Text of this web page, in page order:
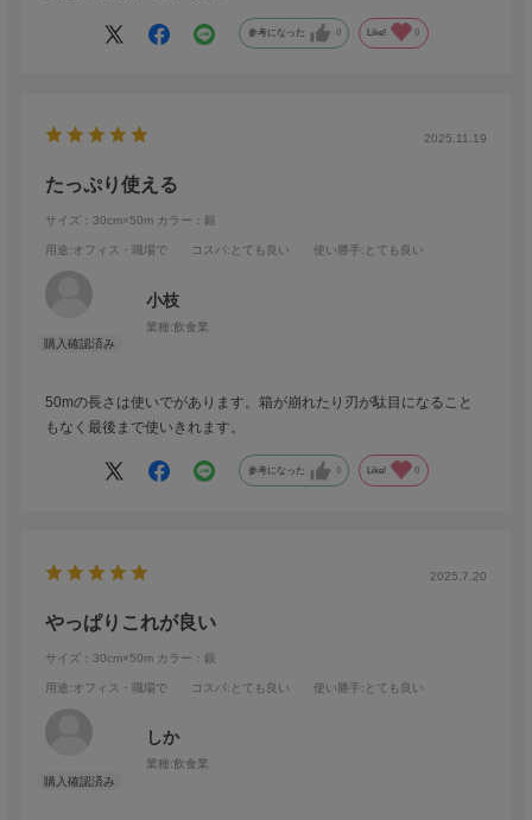
参考になった 0 Like! 0
2025.11.19
たっぷり使える
サイズ：30cm×50m カラー：銀
用途:オフィス・職場で コスパ:とても良い 使い勝手 :とても良い
小枝
業種:飲食業
50mの長さは使いでがあります。箱が崩れたり刃が駄目になること
もなく最後まで使いきれます。
参考になった 0 Like! 0
2025.7.20
やっぱりこれが良い
サイズ：30cm×50m カラー：銀
用途:オフィス・職場で コスパ:とても良い 使い勝手 :とても良い
しか
業種:飲食業